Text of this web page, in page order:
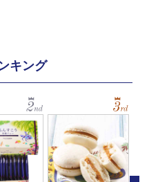
キング